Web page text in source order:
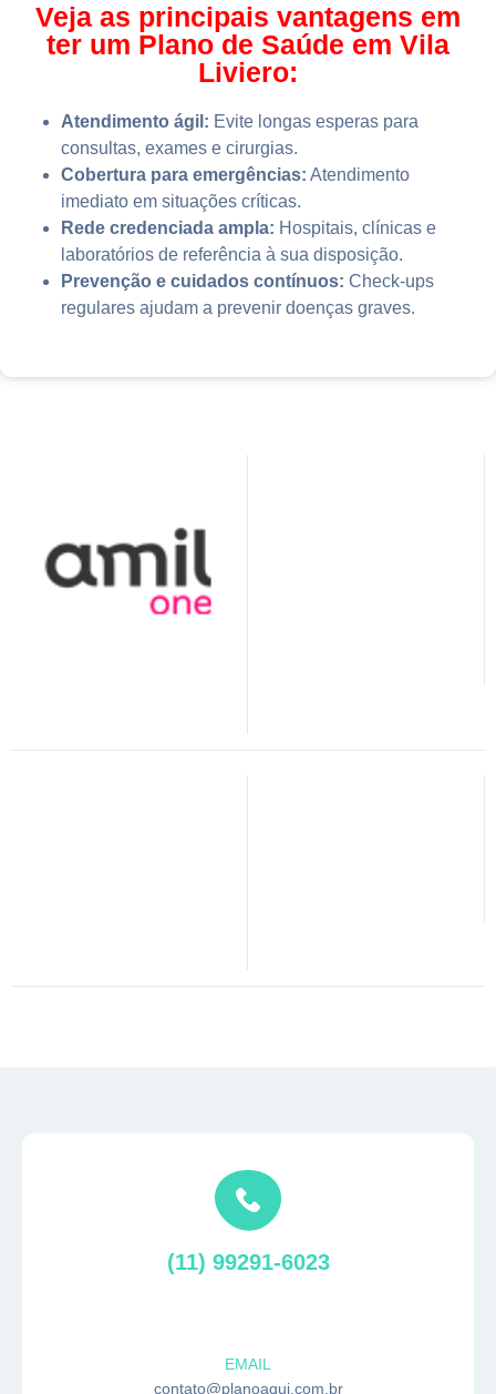
Veja as principais vantagens em
ter um Plano de Saúde em Vila
Liviero:
Atendimento ágil: Evite longas esperas para
consultas, exames e cirurgias.
Cobertura para emergências: Atendimento
imediato em situações críticas.
Rede credenciada ampla: Hospitais, clínicas e
laboratórios de referência à sua disposição.
Prevenção e cuidados contínuos: Check-ups
regulares ajudam a prevenir doenças graves.
(11) 99291-6023
EMAIL
contato@planoaqui.com.br